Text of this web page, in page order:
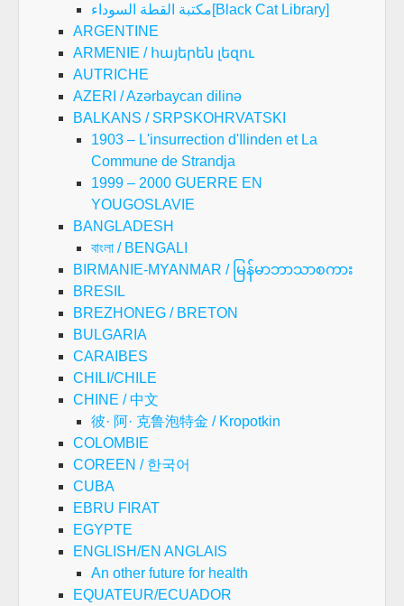
مكتبة القطة السوداء[Black Cat Library]
ARGENTINE
ARMENIE / հայերեն լեզու
AUTRICHE
AZERI / Azərbaycan dilinə
BALKANS / SRPSKOHRVATSKI
1903 – L'insurrection d'Ilinden et La
Commune de Strandja
1999 – 2000 GUERRE EN
YOUGOSLAVIE
BANGLADESH
বাংলা / BENGALI
BIRMANIE-MYANMAR / မြန်မာဘာသာစကား
BRESIL
BREZHONEG / BRETON
BULGARIA
CARAIBES
CHILI/CHILE
CHINE / 中文
彼· 阿· 克鲁泡特金 / Kropotkin
COLOMBIE
COREEN / 한국어
CUBA
EBRU FIRAT
EGYPTE
ENGLISH/EN ANGLAIS
An other future for health
EQUATEUR/ECUADOR